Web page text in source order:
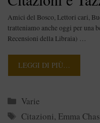
Amici del Bosco, Lettori cari,
tratteniamo anche oggi per una
Recensioni della Libraia) …
LEGGI DI PIÙ…
Categorie
Varie
Tag
Citazioni, Emma